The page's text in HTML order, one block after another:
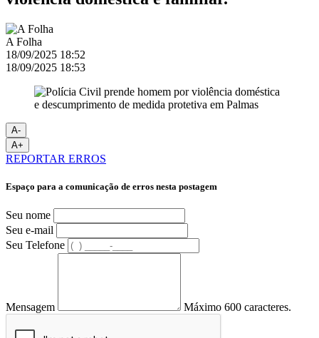
A Folha
18/09/2025 18:52
18/09/2025 18:53
A-
A+
REPORTAR ERROS
Espaço para a comunicação de erros nesta postagem
Seu nome
Seu e-mail
Seu Telefone
Mensagem Máximo 600 caracteres.